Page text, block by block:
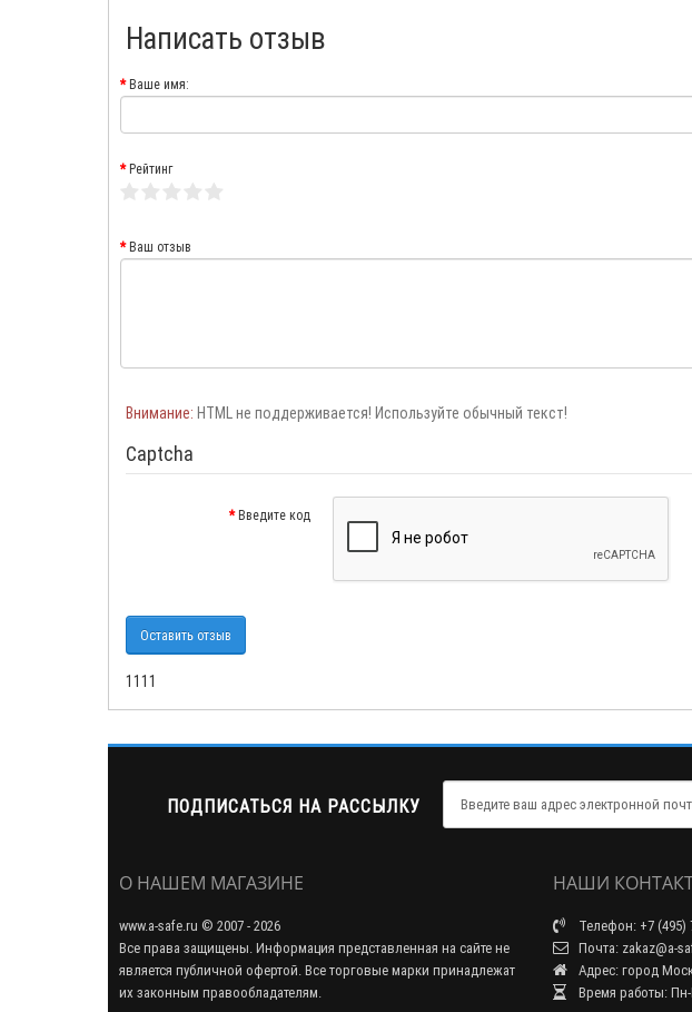
Написать отзыв
Ваше имя:
Рейтинг
Ваш отзыв
Внимание: HTML не поддерживается! Используйте обычный текст!
Captcha
Введите код
Оставить отзыв
1111
ПОДПИСАТЬСЯ НА РАССЫЛКУ
О НАШЕМ МАГАЗИНЕ
www.a-safe.ru © 2007 - 2026
Все права защищены. Информация представленная на сайте не
является публичной офертой. Все торговые марки принадлежат
их законным правообладателям.
НАШИ
Телефон: +7 (495)
Почта: zakaz@a-
Адрес: город
Время работы: